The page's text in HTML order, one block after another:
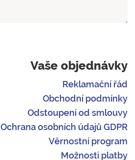
Vaše objednávky
Reklamační řád
Obchodní podmínky
Odstoupení od smlouvy
Ochrana osobních údajů GDPR
Věrnostní program
Možnosti platby